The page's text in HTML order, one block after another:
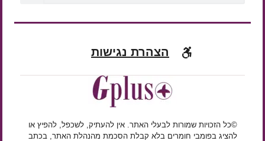
הצהרת נגישות
©כל הזכויות שמורות לבעלי האתר. אין להעתיק, לשכפל, להפיץ או
להציג בפומבי חומרים בלא קבלת הסכמת מהנהלת האתר, בכתב